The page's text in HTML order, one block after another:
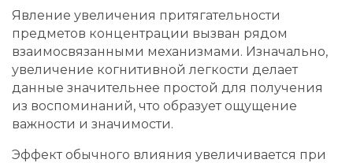
Явление увеличения притягательности
предметов концентрации вызван рядом
взаимосвязанными механизмами. Изначально,
увеличение когнитивной легкости делает
данные значительнее простой для получения
из воспоминаний, что образует ощущение
важности и значимости.
Эффект обычного влияния увеличивается при